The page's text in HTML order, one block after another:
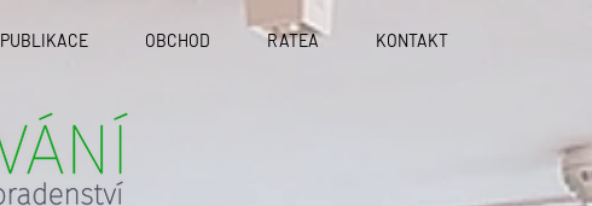
PUBLIKACE OBCHOD RATEA KONTAKT